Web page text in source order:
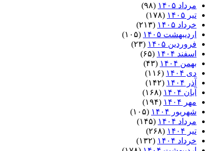
مرداد ۱۴۰۵
(۹۸)
تیر ۱۴۰۵
(۱۷۸)
خرداد ۱۴۰۵
(۲۱۳)
اردیبهشت ۱۴۰۵
(۱۰۵)
فروردین ۱۴۰۵
(۲۳)
اسفند ۱۴۰۴
(۶۵)
بهمن ۱۴۰۴
(۴۳)
دی ۱۴۰۴
(۱۱۶)
آذر ۱۴۰۴
(۱۴۲)
آبان ۱۴۰۴
(۱۶۸)
مهر ۱۴۰۴
(۱۹۴)
شهریور ۱۴۰۴
(۱۰۵)
مرداد ۱۴۰۴
(۱۴۵)
تیر ۱۴۰۴
(۲۶۸)
خرداد ۱۴۰۴
(۱۳۲)